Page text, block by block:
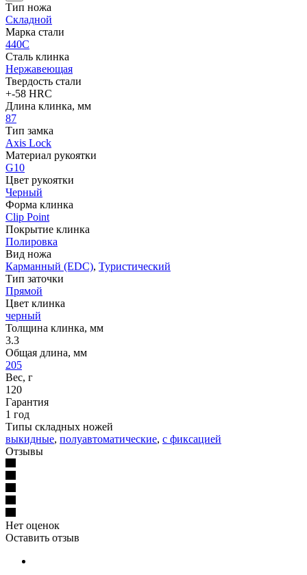
Тип ножа
Складной
Марка стали
440C
Сталь клинка
Нержавеющая
Твердость стали
+-58 HRC
Длина клинка, мм
87
Тип замка
Axis Lock
Материал рукоятки
G10
Цвет рукоятки
Черный
Форма клинка
Clip Point
Покрытие клинка
Полировка
Вид ножа
Карманный (EDC), Туристический
Тип заточки
Прямой
Цвет клинка
черный
Толщина клинка, мм
3.3
Общая длина, мм
205
Вес, г
120
Гарантия
1 год
Типы складных ножей
выкидные, полуавтоматические, с фиксацией
Отзывы
Нет оценок
Оставить отзыв